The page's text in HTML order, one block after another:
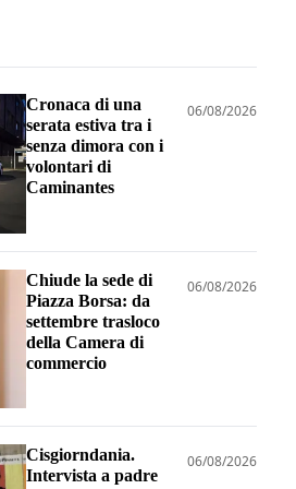
Cronaca di una
serata estiva tra i
senza dimora con i
volontari di
Caminantes
06/08/2026
Chiude la sede di
Piazza Borsa: da
settembre trasloco
della Camera di
commercio
06/08/2026
Cisgiorndania.
Intervista a padre
06/08/2026